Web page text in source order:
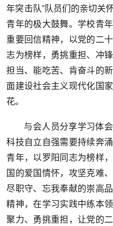
年突击队”队员们的亲切关
青年的极大鼓舞。学校青
重要回信精神，以党的二
志为榜样，勇挑重担、冲
担当、能吃苦、肯奋斗的
面建设社会主义现代化国
花。
与会人员分享学习体
科技自立自强需要持续奔
青年，以罗阳同志为榜样
国的爱国情怀，攻坚克难
尽职守、忘我奉献的崇高
精神，在学习实践中练本
聚力、勇挑重担，让党的